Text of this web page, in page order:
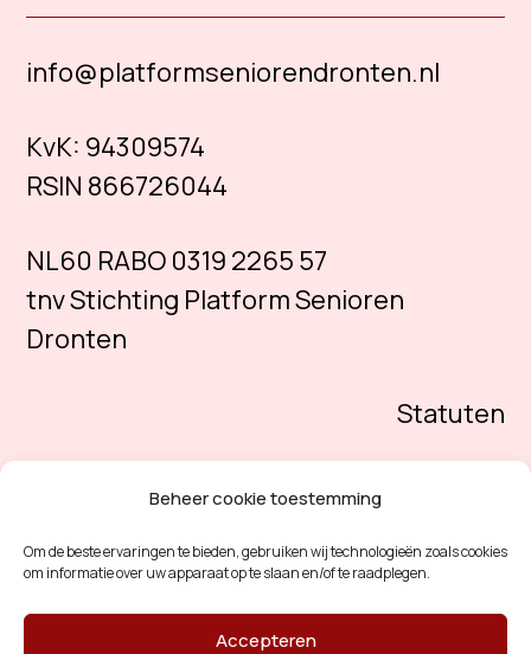
Beheer cookie toestemming
Om de beste ervaringen te bieden, gebruiken wij technologieën zoals cookies
om informatie over uw apparaat op te slaan en/of te raadplegen.
Accepteren
info@platformseniorendronten.nl
KvK: 94309574
RSIN 866726044
NL60 RABO 0319 2265 57
tnv Stichting Platform Senioren
Dronten
Statuten